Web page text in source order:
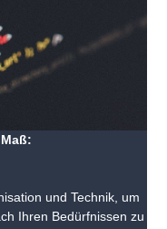
und Technik, um
Ihren Bedürfnissen zu